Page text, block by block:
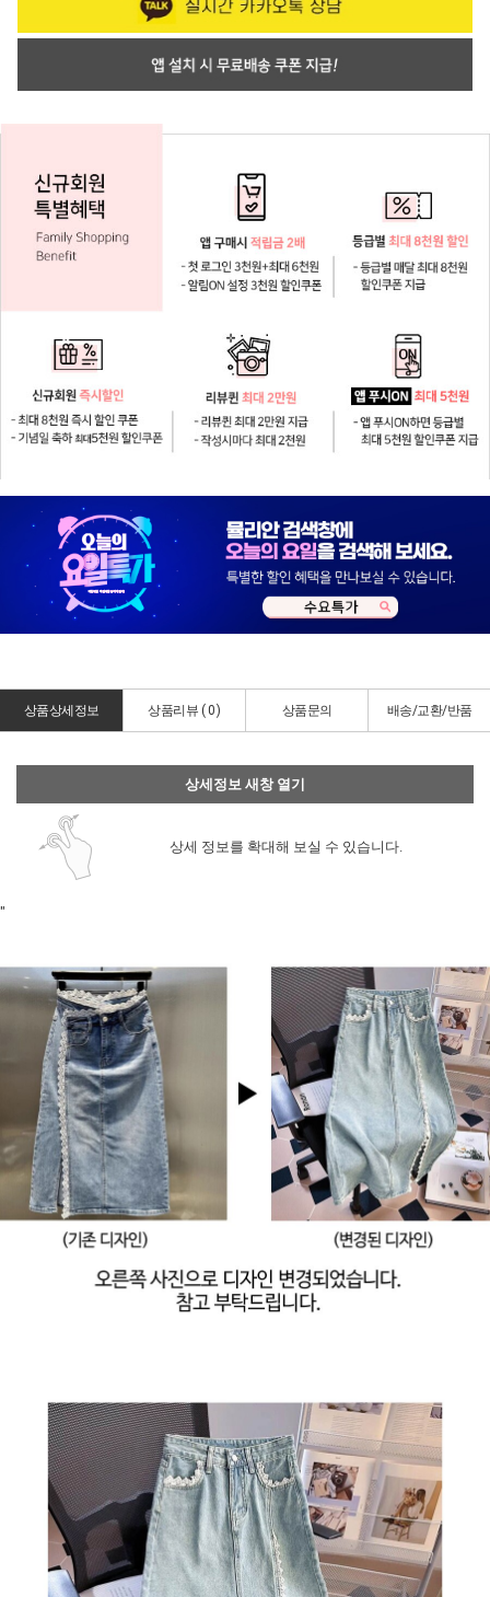
상품상세정보 상품리뷰 ( 0) 상품문의 배송/교환/반품
상세정보 새창 열기
상세 정보를 확대해 보실 수 있습니다.
"